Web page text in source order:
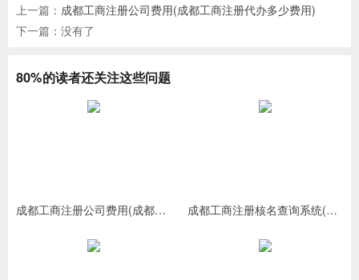
上一篇： 成都工商注册公司费用(成都工商注册代办多少费用)
下一篇：没有了
80%的读者还关注这些问题
成都工商注册公司费用(成都工商注册代办多少费用) 成都工商注册核名查询系统(成都工商网上核名入口)